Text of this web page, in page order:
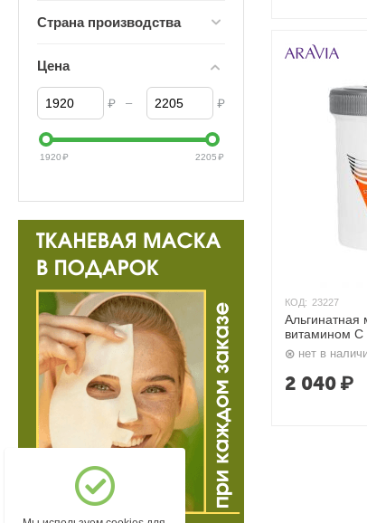
КОД: 23227
Альгинатная
витамином С
Aravia
нет в
2 040 ₽
Страна производства
Цена
₽ – ₽
1920₽ 2205₽